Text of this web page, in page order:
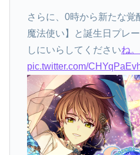
さらに、0時から新たな
魔法使い】と誕生日プレ
しにいらしてくださいね
pic.twitter.com/